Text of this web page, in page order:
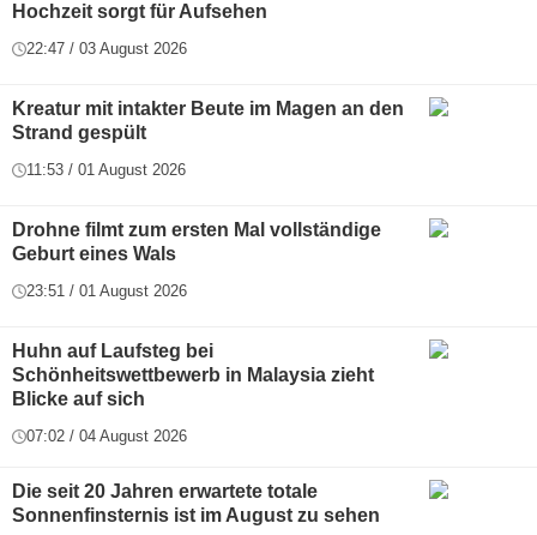
Hochzeit sorgt für Aufsehen
22:47 / 03 August 2026
Kreatur mit intakter Beute im Magen an den
Strand gespült
11:53 / 01 August 2026
Drohne filmt zum ersten Mal vollständige
Geburt eines Wals
23:51 / 01 August 2026
Huhn auf Laufsteg bei
Schönheitswettbewerb in Malaysia zieht
Blicke auf sich
07:02 / 04 August 2026
Die seit 20 Jahren erwartete totale
Sonnenfinsternis ist im August zu sehen